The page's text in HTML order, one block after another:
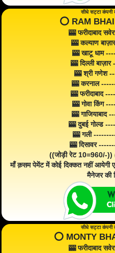
सीधे सट्टा कंपनी
⭕️ RAM
🎰 फरीदाबाद
🎰 कल्याण
🎰 खाटू धाम
🎰 दिल्ली
🎰 श्री गणेश
🎰 करनाल
🎰 फरीदाबाद
🎰 गोवा किंग
🎰
🎰 दुबई गोल्ड
🎰 गली
🎰 दिसावर
((जोड़ी रेट 10=960/-
माँ क़सम पेमेंट में कोई दिक्कत नहीं आयेगी
मैनेजर की
सीधे सट्टा कंपनी
⭕️ MONTY
🎰 फरीदाबाद